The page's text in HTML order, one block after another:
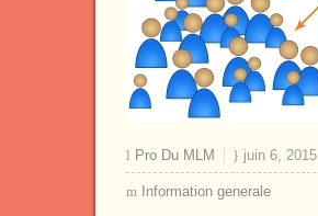
Pro Du MLM juin 6, 2015
Information generale